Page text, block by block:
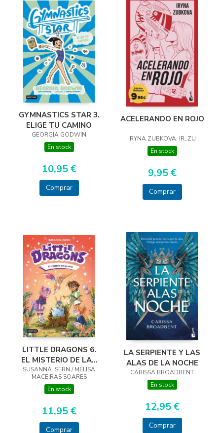
GYMNASTICS STAR 3.
ELIGE TU CAMINO
GEORGIA GODWIN
En stock
10,95 €
Comprar
ACELERANDO EN ROJO
IRYNA ZUBKOVA. IR_ZU
En stock
9,95 €
Comprar
LITTLE DRAGONS 6.
EL MISTERIO DE LAS
ALAS
SUSANNA ISERN / MELISA
MACEIRAS SOARES
En stock
11,95 €
Comprar
LA SERPIENTE Y LAS
ALAS DE LA NOCHE
CARISSA BROADBENT
En stock
12,95 €
Comprar